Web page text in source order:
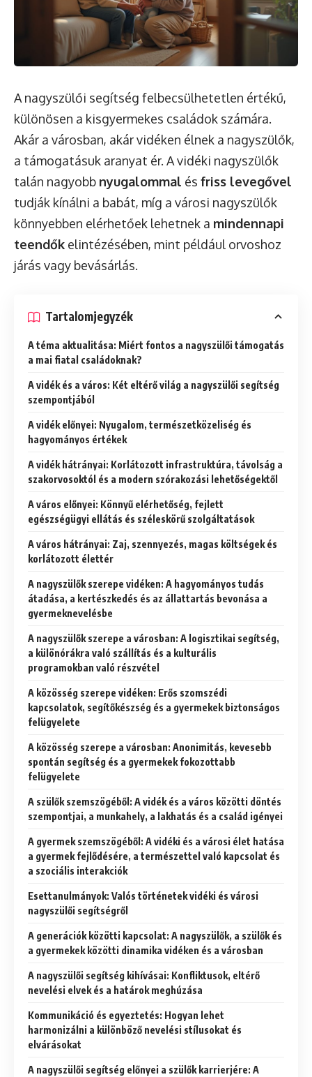
A nagyszülői segítség felbecsülhetetlen értékű,
különösen a kisgyermekes családok számára.
Akár a városban, akár vidéken élnek a nagyszülők,
a támogatásuk aranyat ér. A vidéki nagyszülők
talán nagyobb nyugalommal és friss levegővel
tudják kínálni a babát, míg a városi nagyszülők
könnyebben elérhetőek lehetnek a mindennapi
teendők elintézésében, mint például orvoshoz
járás vagy bevásárlás.
Tartalomjegyzék
A téma aktualitása: Miért fontos a nagyszülői támogatás
a mai fiatal családoknak?
A vidék és a város: Két eltérő világ a nagyszülői segítség
szempontjából
A vidék előnyei: Nyugalom, természetközeliség és
hagyományos értékek
A vidék hátrányai: Korlátozott infrastruktúra, távolság a
szakorvosoktól és a modern szórakozási lehetőségektől
A város előnyei: Könnyű elérhetőség, fejlett
egészségügyi ellátás és széleskörű szolgáltatások
A város hátrányai: Zaj, szennyezés, magas költségek és
korlátozott élettér
A nagyszülők szerepe vidéken: A hagyományos tudás
átadása, a kertészkedés és az állattartás bevonása a
gyermeknevelésbe
A nagyszülők szerepe a városban: A logisztikai segítség,
a különórákra való szállítás és a kulturális
programokban való részvétel
A közösség szerepe vidéken: Erős szomszédi
kapcsolatok, segítőkészség és a gyermekek biztonságos
felügyelete
A közösség szerepe a városban: Anonimitás, kevesebb
spontán segítség és a gyermekek fokozottabb
felügyelete
A szülők szemszögéből: A vidék és a város közötti döntés
szempontjai, a munkahely, a lakhatás és a család igényei
A gyermek szemszögéből: A vidéki és a városi élet hatása
a gyermek fejlődésére, a természettel való kapcsolat és
a szociális interakciók
Esettanulmányok: Valós történetek vidéki és városi
nagyszülői segítségről
A generációk közötti kapcsolat: A nagyszülők, a szülők és
a gyermekek közötti dinamika vidéken és a városban
A nagyszülői segítség kihívásai: Konfliktusok, eltérő
nevelési elvek és a határok meghúzása
Kommunikáció és egyeztetés: Hogyan lehet
harmonizálni a különböző nevelési stílusokat és
elvárásokat
A nagyszülői segítség előnyei a szülők karrierjére: A